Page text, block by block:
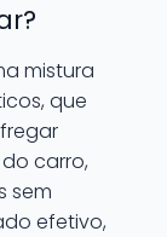
mistura
que
carro,
sem
efetivo,